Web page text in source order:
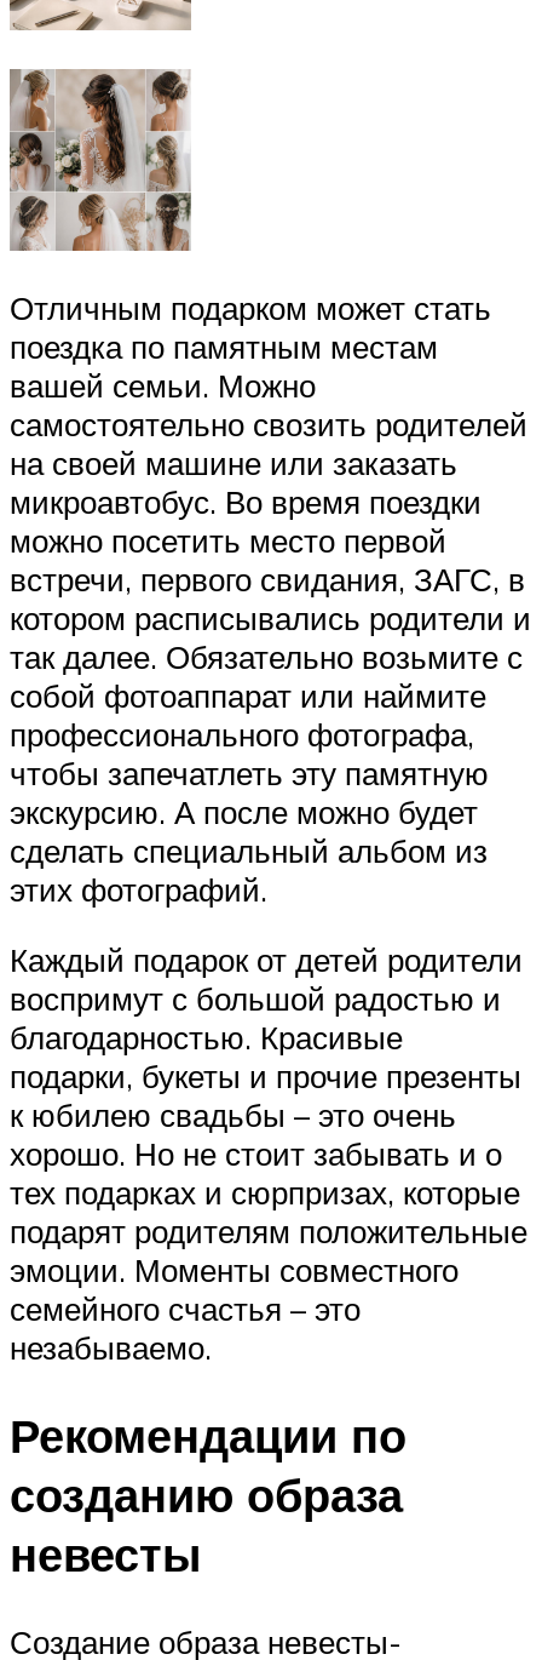
Отличным подарком может стать
поездка по памятным местам
вашей семьи. Можно
самостоятельно свозить родителей
на своей машине или заказать
микроавтобус. Во время поездки
можно посетить место первой
встречи, первого свидания, ЗАГС, в
котором расписывались родители и
так далее. Обязательно возьмите с
собой фотоаппарат или наймите
профессионального фотографа,
чтобы запечатлеть эту памятную
экскурсию. А после можно будет
сделать специальный альбом из
этих фотографий.
Каждый подарок от детей родители
воспримут с большой радостью и
благодарностью. Красивые
подарки, букеты и прочие презенты
к юбилею свадьбы – это очень
хорошо. Но не стоит забывать и о
тех подарках и сюрпризах, которые
подарят родителям положительные
эмоции. Моменты совместного
семейного счастья – это
незабываемо.
Рекомендации по
созданию образа
невесты
Создание образа невесты-